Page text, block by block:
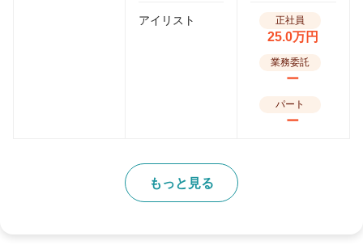
アイリスト 正社員
25.0万円
業務委託
ー
パート
ー
もっと見る